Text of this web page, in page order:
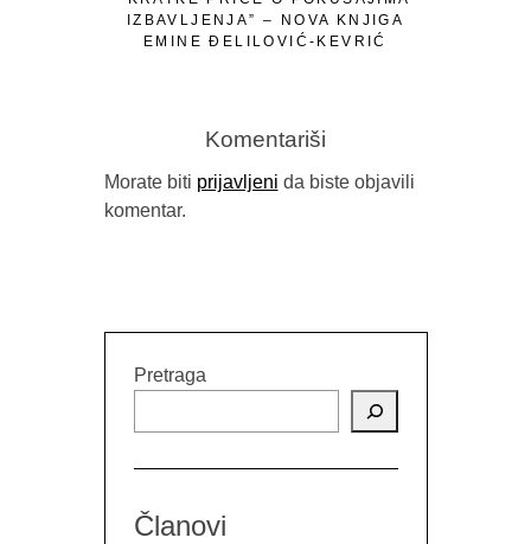
IZBAVLJENJA” – NOVA KNJIGA
EMINE ĐELILOVIĆ-KEVRIĆ
Komentariši
Morate biti prijavljeni da biste objavili
komentar.
Pretraga
Članovi